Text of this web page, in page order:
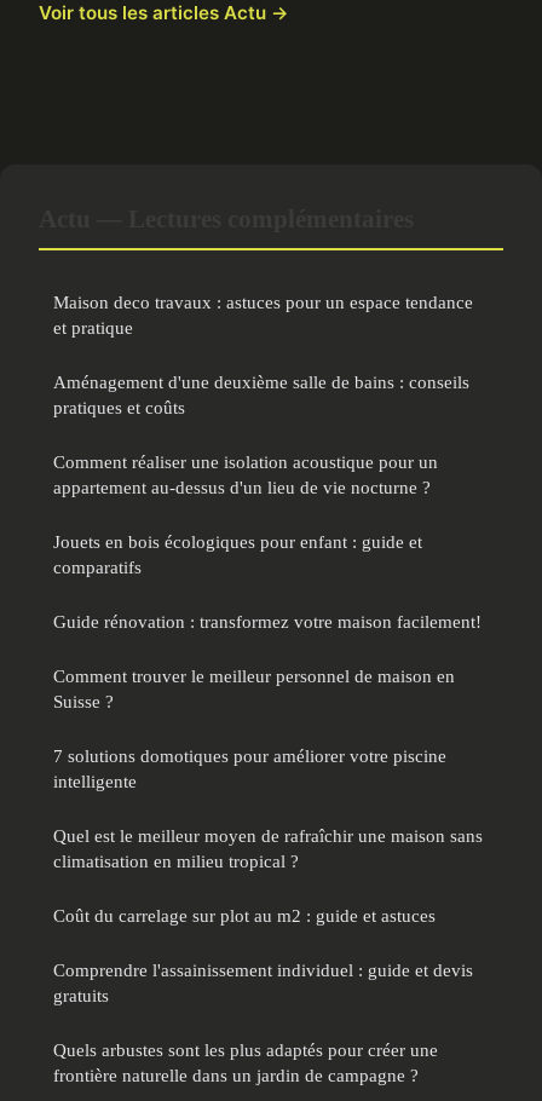
Voir tous les articles Actu →
Maison deco travaux : astuces pour un espace tendance
et pratique
Aménagement d'une deuxième salle de bains : conseils
pratiques et coûts
Comment réaliser une isolation acoustique pour un
appartement au-dessus d'un lieu de vie nocturne ?
Jouets en bois écologiques pour enfant : guide et
comparatifs
Guide rénovation : transformez votre maison facilement!
Comment trouver le meilleur personnel de maison en
Suisse ?
7 solutions domotiques pour améliorer votre piscine
intelligente
Quel est le meilleur moyen de rafraîchir une maison sans
climatisation en milieu tropical ?
Coût du carrelage sur plot au m2 : guide et astuces
Comprendre l'assainissement individuel : guide et devis
gratuits
Quels arbustes sont les plus adaptés pour créer une
frontière naturelle dans un jardin de campagne ?